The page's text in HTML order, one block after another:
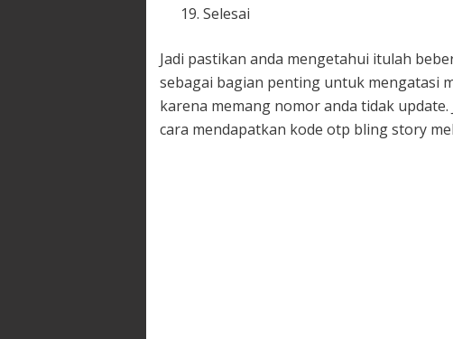
Selesai
Jadi pastikan anda mengetahui itulah
sebagai bagian penting untuk mengatasi
karena memang nomor anda tidak
cara mendapatkan kode otp bling story